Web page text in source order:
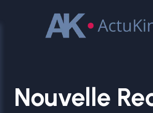
Nouvelle